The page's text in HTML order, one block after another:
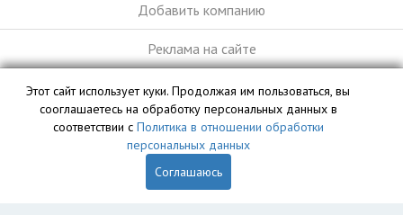
Добавить компанию
Реклама на сайте
База данных сайта vyvoz.org является интеллектуальной
собственностью ООО «Профит» и охраняется законом.
Этот сайт использует куки. Продолжая им пользоваться, вы
сооглашаетесь на обработку персональных данных в
соответствии с Политика в отношении обработки
персональных данных
Соглашаюсь